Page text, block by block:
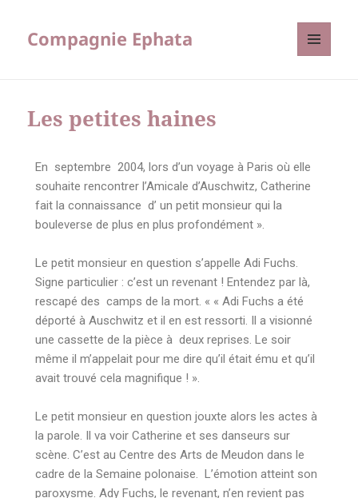
Compagnie Ephata
Les petites haines
En septembre 2004, lors d’un voyage à Paris où elle
souhaite rencontrer l’Amicale d’Auschwitz, Catherine
fait la connaissance d’ un petit monsieur qui la
bouleverse de plus en plus profondément ».
Le petit monsieur en question s’appelle Adi Fuchs.
Signe particulier : c’est un revenant ! Entendez par là,
rescapé des camps de la mort. « « Adi Fuchs a été
déporté à Auschwitz et il en est ressorti. Il a visionné
une cassette de la pièce à deux reprises. Le soir
même il m’appelait pour me dire qu’il était ému et qu’il
avait trouvé cela magnifique ! ».
Le petit monsieur en question jouxte alors les actes à
la parole. Il va voir Catherine et ses danseurs sur
scène. C’est au Centre des Arts de Meudon dans le
cadre de la Semaine polonaise. L’émotion atteint son
paroxysme. Ady Fuchs, le revenant, n’en revient pas